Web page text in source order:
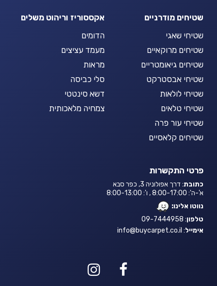
שטיחים מודרניים
שטיחי שאגי
שטיחים מרוקאיים
שטיחים גיאומטריים
שטיחי אבסטרקט
שטיחי לולאות
שטיחי טלאים
שטיחי עור פרה
שטיחים קלאסיים
אקססוריז וריהוט משלים
הדומים
מעמד עציצים
מראות
סלי כביסה
דשא סינטטי
צמחיה מלאכותית
פרטי התקשרות
כתובת: דרך אפולוניה 3, כפר סבא
א'-ה': 8:00-17:00 , ו': 8:00-13:00
נווטו אלינו:
טלפון: 09-7444958
אימייל:
info@buycarpet.co.il